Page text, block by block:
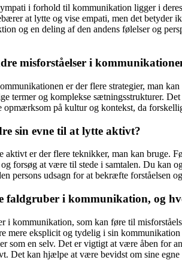
i forhold til kommunikation ligger i
at lytte og vise empati, men det betyder
og en deling af den andens følelser og
misforståelser i
er der flere strategier, man
termer og komplekse sætningsstrukturer.
på kultur og kontekst, da
sin evne til at lytte aktivt?
aktivt er der flere teknikker, man kan bruge.
forsøg at være til stede i samtalen. Du kan
persons udsagn for at bekræfte forståelsen
faldgruber i kommunikation, og
i kommunikation, som kan føre til
mere eksplicit og tydelig i sin
som en selv. Det er vigtigt at være åben for
Det kan hjælpe at være bevidst om sine